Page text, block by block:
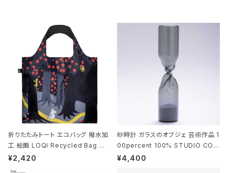
折りたたみトート エコバッグ 撥水加
工 絵画 LOQI Recycled Bag ロ
ーキー 大きめ トートバッグ MOOMI
¥2,420
砂時計 ガラスのオブジェ 芸術作品 1
00percent 100% STUDIO COH
AKU Timeless 100パーセント ス
¥4,400